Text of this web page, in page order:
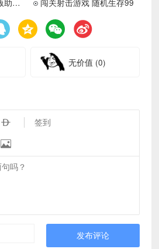
XF升华多工能免费版助手工具下载 更新置顶
闯关射击游戏 随机生存99
无价值 (0)
 签到

发布评论